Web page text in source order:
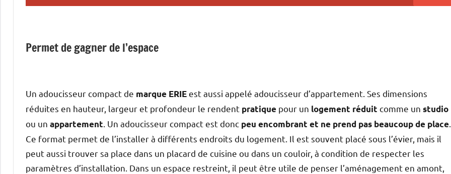
Permet de gagner de l’espace
Un adoucisseur compact de marque ERIEest aussi appelé adoucisseur d’appartement. Ses dimensions
réduites en hauteur, largeur et profondeur le rendent pratique pour un logement réduit comme un studio
ou un appartement. Un adoucisseur compact est donc peu encombrant et ne prend pas beaucoup de place.
Ce format permet de l’installer à différents endroits du logement. Il est souvent placé sous l’évier, mais il
peut aussi trouver sa place dans un placard de cuisine ou dans un couloir, à condition de respecter les
paramètres d’installation. Dans un espace restreint, il peut être utile de penser l’aménagement en amont,